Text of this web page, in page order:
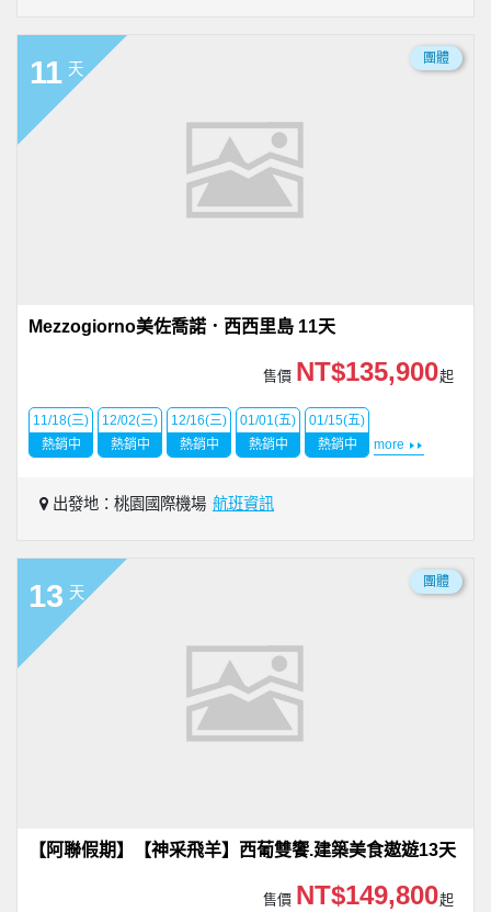
11 天
團體
Mezzogiorno美佐喬諾．西西里島 11天
售價 NT$135,900起
11/18(三)
熱銷中
12/02(三)
熱銷中
12/16(三)
熱銷中
01/01(五)
熱銷中
01/15(五)
熱銷中
more
出發地：桃園國際機場 航班資訊
13 天
團體
【阿聯假期】【神采飛羊】西葡雙饗.建築美食遨遊13天
售價 NT$149,800起